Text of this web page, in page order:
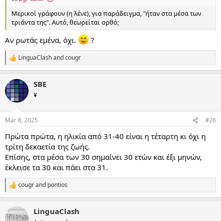
Μερικοί γράφουν (η λένε), για παράδειγμα, "ήταν στα μέσα των
τριάντα της". Αυτό, θεωρείται ορθό;
Αν ρωτάς εμένα, όχι. ?
R
e
c
t
i
s
LinguaClashandcougr
SBE
¥
Mar 8, 2025 #26
Πρώτα πρώτα, η ηλικία από 31-40 είναι η τέταρτη κι όχι η
τρίτη δεκαετία της ζωής.
Επίσης, στα μέσα των 30 σημαίνει 30 ετών και έξι μηνών,
έκλεισε τα 30 και πάει στα 31.
R
e
c
cougrand pontios
LinguaClash